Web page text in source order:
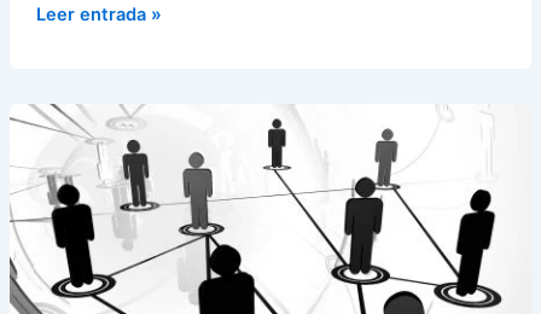
Cómo
Un
Hombre
Quiere
Tener
Algo
Contigo
Leer entrada »